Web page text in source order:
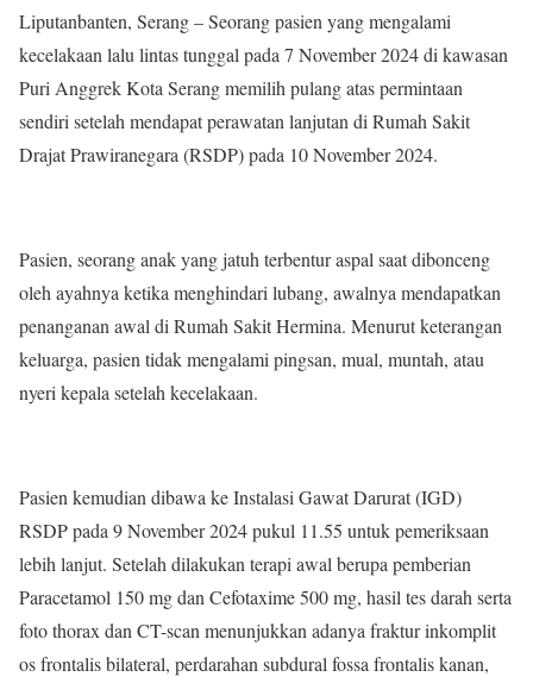
Liputanbanten, Serang – Seorang pasien yang mengalami
kecelakaan lalu lintas tunggal pada 7 November 2024 di kawasan
Puri Anggrek Kota Serang memilih pulang atas permintaan
sendiri setelah mendapat perawatan lanjutan di Rumah Sakit
Drajat Prawiranegara (RSDP) pada 10 November 2024.
Pasien, seorang anak yang jatuh terbentur aspal saat dibonceng
oleh ayahnya ketika menghindari lubang, awalnya mendapatkan
penanganan awal di Rumah Sakit Hermina. Menurut keterangan
keluarga, pasien tidak mengalami pingsan, mual, muntah, atau
nyeri kepala setelah kecelakaan.
Pasien kemudian dibawa ke Instalasi Gawat Darurat (IGD)
RSDP pada 9 November 2024 pukul 11.55 untuk pemeriksaan
lebih lanjut. Setelah dilakukan terapi awal berupa pemberian
Paracetamol 150 mg dan Cefotaxime 500 mg, hasil tes darah serta
foto thorax dan CT-scan menunjukkan adanya fraktur inkomplit
os frontalis bilateral, perdarahan subdural fossa frontalis kanan,